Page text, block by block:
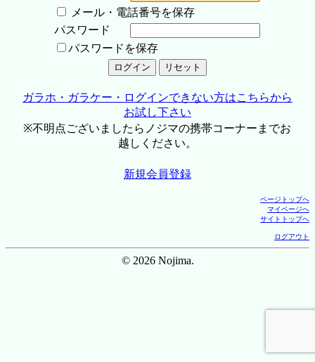
メール・電話番号を保存
パスワード
パスワードを保存
ガラホ・ガラケー・ログインできない方はこちらから
お試し下さい
※不明点ございましたらノジマの携帯コーナーまでお
越しください。
新規会員登録
ページトップへ
マイページへ
サイトトップへ
ログアウト
© 2026 Nojima.